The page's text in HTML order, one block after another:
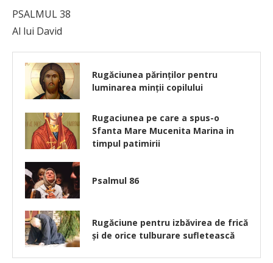
PSALMUL 38
Al lui David
Rugăciunea părinților pentru
luminarea minţii copilului
Rugaciunea pe care a spus-o
Sfanta Mare Mucenita Marina in
timpul patimirii
Psalmul 86
Rugăciune pentru izbăvirea de frică
și de orice tulburare sufletească